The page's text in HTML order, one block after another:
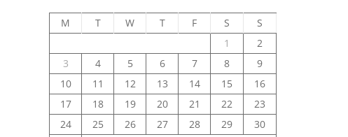
M T W T F S
S
1
2
3
4 5 6 7 8
9
10
11 12 13 14 15
16
17
18 19 20 21 22
23
24
25 26 27 28 29
30